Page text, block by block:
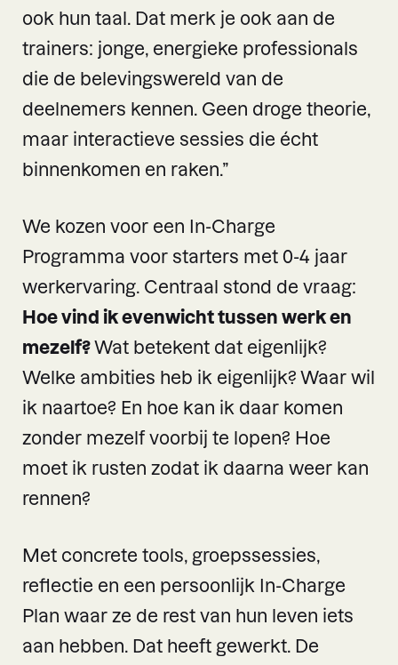
ook hun taal. Dat merk je ook aan de
trainers: jonge, energieke professionals
die de belevingswereld van de
deelnemers kennen. Geen droge theorie,
maar interactieve sessies die écht
binnenkomen en raken.”
We kozen voor een In-Charge
Programma voor starters met 0-4 jaar
werkervaring. Centraal stond de vraag:
Hoe vind ik evenwicht tussen werk en
mezelf?Wat betekent dat eigenlijk?
Welke ambities heb ik eigenlijk? Waar wil
ik naartoe? En hoe kan ik daar komen
zonder mezelf voorbij te lopen? Hoe
moet ik rusten zodat ik daarna weer kan
rennen?
Met concrete tools, groepssessies,
reflectie en een persoonlijk In-Charge
Plan waar ze de rest van hun leven iets
aan hebben. Dat heeft gewerkt. De